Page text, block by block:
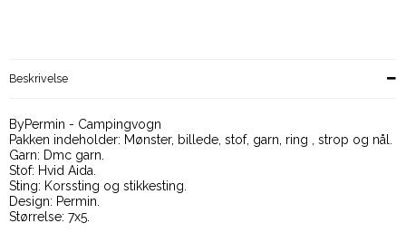
Beskrivelse
ByPermin - Campingvogn
Pakken indeholder: Mønster, billede, stof, garn, ring , strop og nål.
Garn: Dmc garn.
Stof: Hvid Aida.
Sting: Korssting og stikkesting.
Design: Permin.
Størrelse: 7x5.